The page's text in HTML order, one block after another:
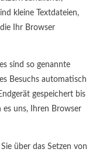
kleine Textdateien,
Ihr Browser
sind so genannte
Besuchs automatisch
gespeichert bis
es uns, Ihren Browser
über das Setzen von